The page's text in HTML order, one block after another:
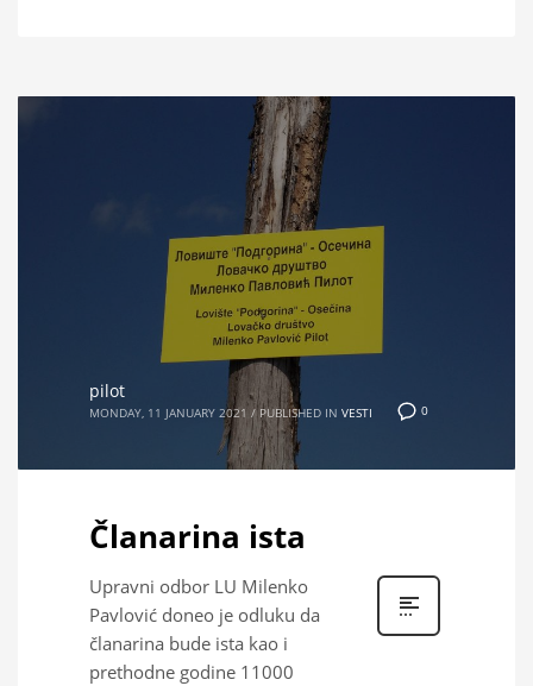
0
pilot
MONDAY, 11 JANUARY 2021 / PUBLISHED IN VESTI
Članarina ista
Upravni odbor LU Milenko
Pavlović doneo je odluku da
članarina bude ista kao i
prethodne godine 11000